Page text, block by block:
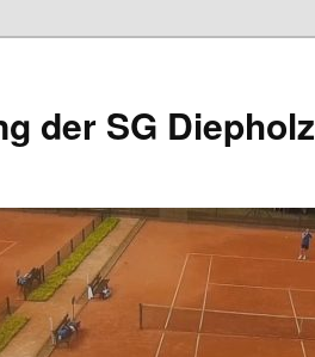
der SG Diepholz